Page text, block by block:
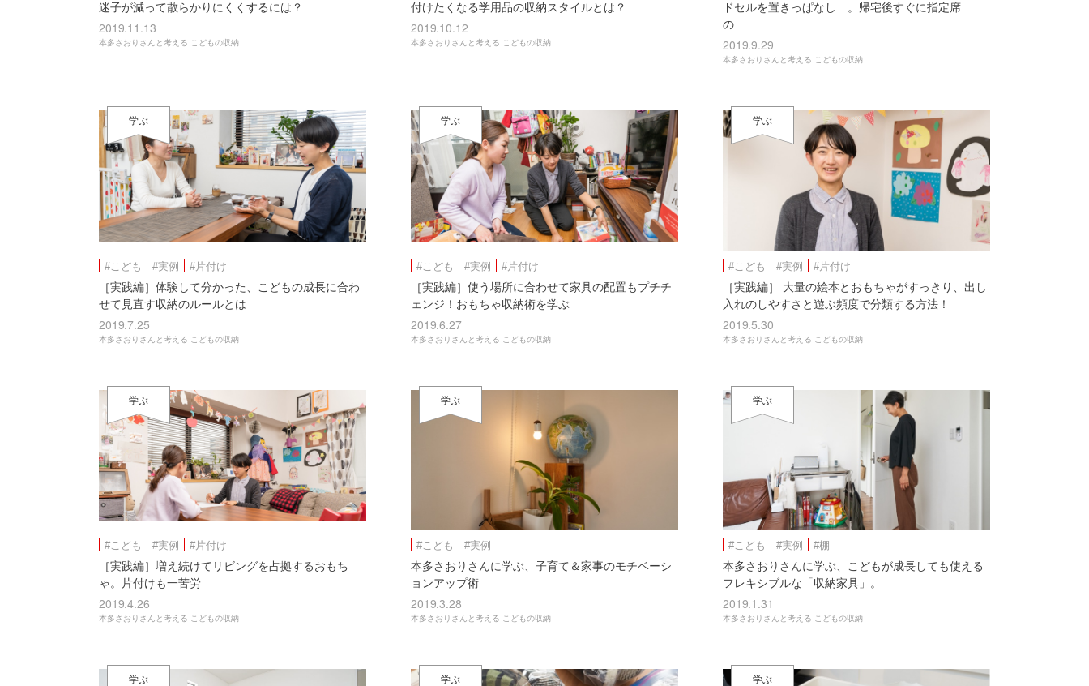
迷子が減って散らかりにくくするには？
2019.11.13
本多さおりさんと考える こどもの収納
付けたくなる学用品の収納スタイルとは？
2019.10.12
本多さおりさんと考える こどもの収納
ドセルを置きっぱなし…。帰宅後すぐに指定席
の……
2019.9.29
本多さおりさんと考える こどもの収納
学ぶ
#こども #実例 #片付け
［実践編］体験して分かった、こどもの成長に合わ
せて見直す収納のルールとは
2019.7.25
本多さおりさんと考える こどもの収納
学ぶ
#こども #実例 #片付け
［実践編］使う場所に合わせて家具の配置もプチチ
ェンジ！おもちゃ収納術を学ぶ
2019.6.27
本多さおりさんと考える こどもの収納
学ぶ
#こども #実例 #片付け
［実践編］ 大量の絵本とおもちゃがすっきり、出し
入れのしやすさと遊ぶ頻度で分類する方法！
2019.5.30
本多さおりさんと考える こどもの収納
学ぶ
#こども #実例 #片付け
［実践編］増え続けてリビングを占拠するおもち
ゃ。片付けも一苦労
2019.4.26
本多さおりさんと考える こどもの収納
学ぶ
#こども #実例
本多さおりさんに学ぶ、子育て＆家事のモチベーシ
ョンアップ術
2019.3.28
本多さおりさんと考える こどもの収納
学ぶ
#こども #実例 #棚
本多さおりさんに学ぶ、こどもが成長しても使える
フレキシブルな「収納家具」。
2019.1.31
本多さおりさんと考える こどもの収納
学ぶ 学ぶ 学ぶ